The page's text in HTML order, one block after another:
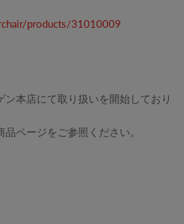
products/31010009
ン本店にて取り扱いを開始しており
ページをご参照ください。